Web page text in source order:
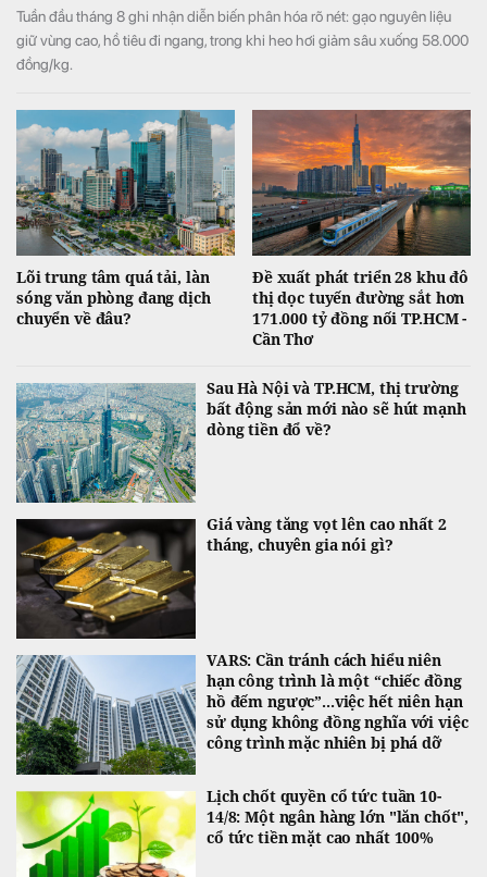
Tuần đầu tháng 8 ghi nhận diễn biến phân hóa rõ nét: gạo nguyên liệu
giữ vùng cao, hồ tiêu đi ngang, trong khi heo hơi giảm sâu xuống 58.000
đồng/kg.
Lõi trung tâm quá tải, làn
sóng văn phòng đang dịch
chuyển về đâu?
Đề xuất phát triển 28 khu đô
thị dọc tuyến đường sắt hơn
171.000 tỷ đồng nối TP.HCM -
Cần Thơ
Sau Hà Nội và TP.HCM, thị trường
bất động sản mới nào sẽ hút mạnh
dòng tiền đổ về?
Giá vàng tăng vọt lên cao nhất 2
tháng, chuyên gia nói gì?
VARS: Cần tránh cách hiểu niên
hạn công trình là một “chiếc đồng
hồ đếm ngược”...việc hết niên hạn
sử dụng không đồng nghĩa với việc
công trình mặc nhiên bị phá dỡ
Lịch chốt quyền cổ tức tuần 10-
14/8: Một ngân hàng lớn "lăn chốt",
cổ tức tiền mặt cao nhất 100%